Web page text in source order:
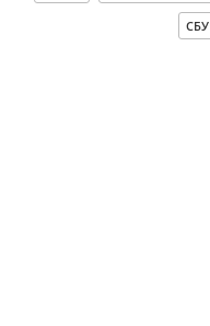
СБУ